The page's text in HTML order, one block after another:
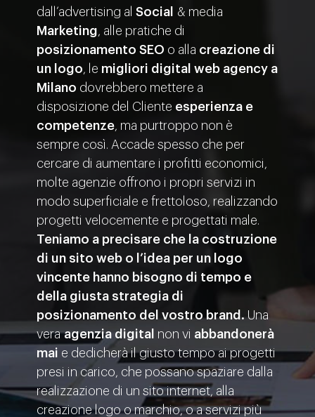
dall’advertising alSocial
& media
Marketing, alle pratiche di
posizionamento SEO o alla creazione di
un logo, le migliori digital web agency a
Milano dovrebbero mettere a
disposizione del Cliente esperienza e
competenze, ma purtroppo non è
sempre così. Accade spesso che per
cercare di aumentare i profitti economici,
molte agenzie offrono i propri servizi in
modo superficiale e frettoloso, realizzando
progetti velocemente e progettati male.
Teniamo a precisare che la costruzione
di un sito web o l’idea per un logo
vincente hanno bisogno di tempo e
della giusta strategia di
posizionamento del vostro brand.Una
veraagenzia digital non vi abbandonerà
mai e dedicherà il giusto tempo ai progetti
presi in carico, che possano spaziare dalla
realizzazione di un sito internet, alla
creazione logo o marchio, o a servizi più